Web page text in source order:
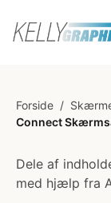
Forside /
Connect
Dele af
med hjælp fra